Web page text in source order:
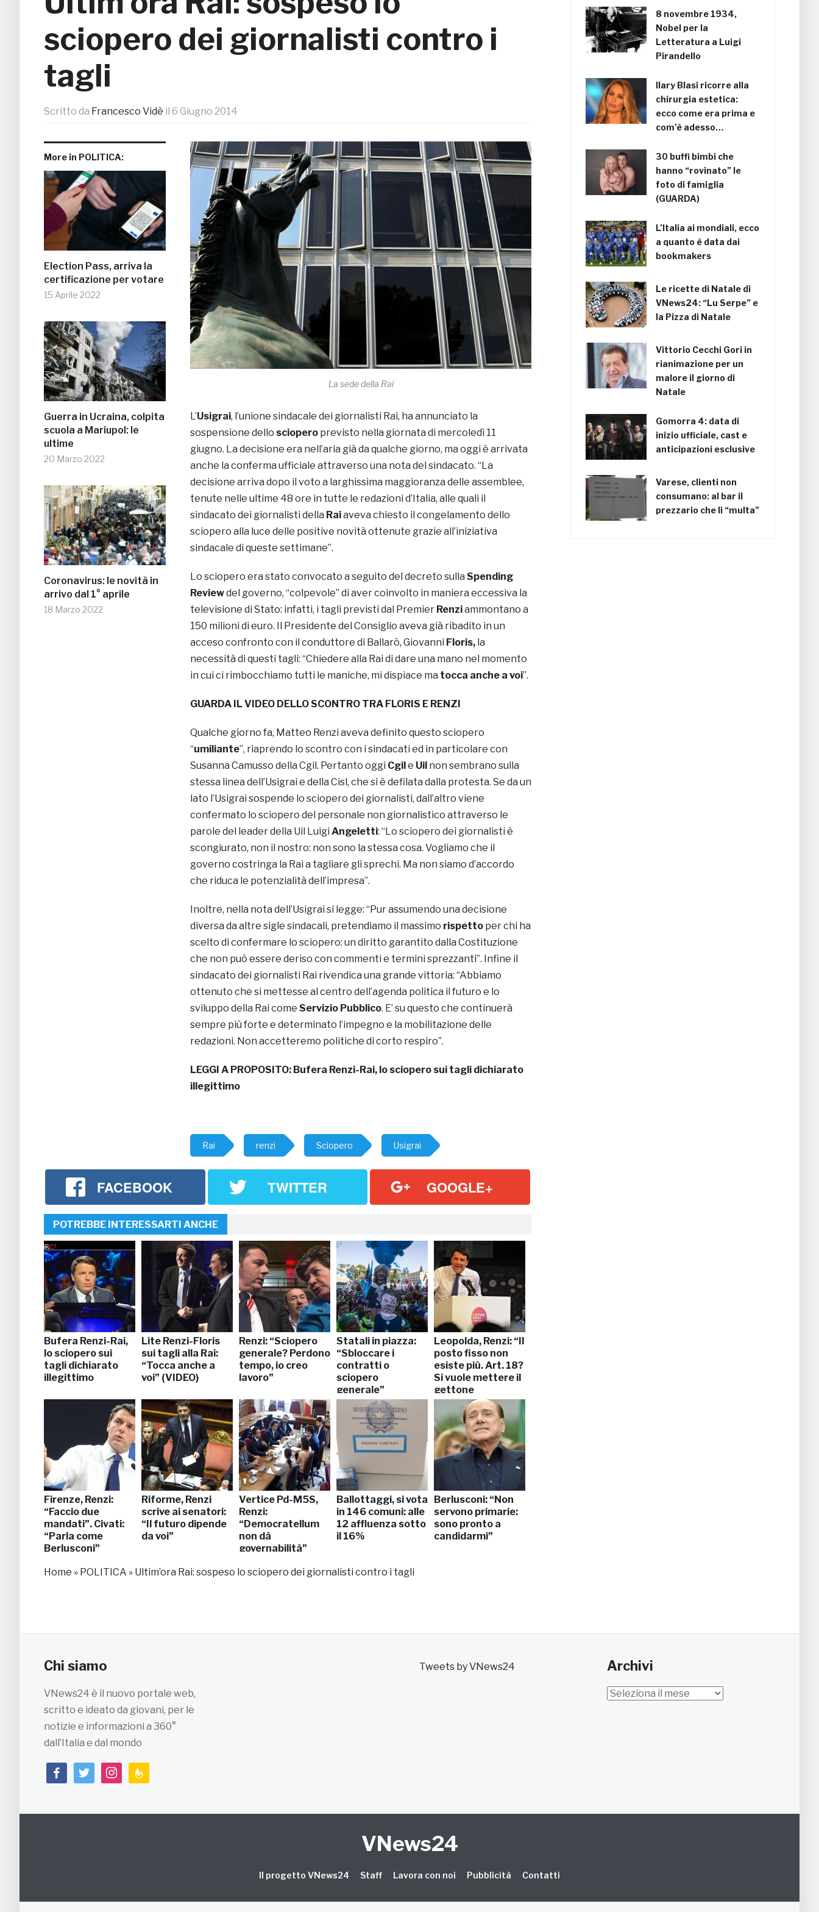
sciopero dei giornalisti contro i
tagli
Scritto da Francesco Vidè il 6 Giugno 2014
More in POLITICA:
Election Pass, arriva la
certificazione per votare
15 Aprile 2022
Guerra in Ucraina, colpita
scuola a Mariupol: le
ultime
20 Marzo 2022
Coronavirus: le novità in
arrivo dal 1° aprile
18 Marzo 2022
La sede della Rai
L’Usigrai, l’unione sindacale dei giornalisti Rai, ha annunciato la
sospensione dello sciopero previsto nella giornata di mercoledì 11
giugno. La decisione era nell’aria già da qualche giorno, ma oggi è arrivata
anche la conferma ufficiale attraverso una nota del sindacato. “La
decisione arriva dopo il voto a larghissima maggioranza delle assemblee,
tenute nelle ultime 48 ore in tutte le redazioni d’Italia, alle quali il
sindacato dei giornalisti della Raiaveva chiesto il congelamento dello
sciopero alla luce delle positive novità ottenute grazie all’iniziativa
sindacale di queste settimane”.
Lo sciopero era stato convocato a seguito del decreto sulla Spending
Reviewdel governo, “colpevole” di aver coinvolto in maniera eccessiva la
televisione di Stato: infatti, i tagli previsti dal Premier Renziammontano a
150 milioni di euro. Il Presidente del Consiglio aveva già ribadito in un
acceso confronto con il conduttore di Ballarò, Giovanni Floris, la
necessità di questi tagli: “Chiedere alla Rai di dare una mano nel momento
in cui ci rimbocchiamo tutti le maniche, mi dispiace ma tocca anche a voi”.
GUARDA ILVIDEO DELLO SCONTRO TRA FLORIS E RENZI
Qualche giorno fa, Matteo Renzi aveva definito questo sciopero
“umiliante”, riaprendo lo scontro con i sindacati ed in particolare con
Susanna Camusso della Cgil. Pertanto oggi Cgil e Uil non sembrano sulla
stessa linea dell’Usigrai e della Cisl, che si è defilata dalla protesta. Se da un
lato l’Usigrai sospende lo sciopero dei giornalisti, dall’altro viene
confermato lo sciopero del personale non giornalistico attraverso le
parole del leader della Uil Luigi Angeletti: “Lo sciopero dei giornalisti è
scongiurato, non il nostro: non sono la stessa cosa. Vogliamo che il
governo costringa la Rai a tagliare gli sprechi. Ma non siamo d’accordo
che riduca le potenzialità dell’impresa”.
Inoltre, nella nota dell’Usigrai si legge: “Pur assumendo una decisione
diversa da altre sigle sindacali, pretendiamo il massimo rispetto per chi ha
scelto di confermare lo sciopero: un diritto garantito dalla Costituzione
che non può essere deriso con commenti e termini sprezzanti”. Infine il
sindacato dei giornalisti Rai rivendica una grande vittoria: “Abbiamo
ottenuto che si mettesse al centro dell’agenda politica il futuro e lo
sviluppo della Rai come Servizio Pubblico. E’ su questo che continuerà
sempre più forte e determinato l’impegno e la mobilitazione delle
redazioni. Non accetteremo politiche di corto respiro”.
LEGGI A PROPOSITO: Bufera Renzi-Rai, lo sciopero sui tagli dichiarato
illegittimo
Rai renzi Sciopero Usigrai
FACEBOOK TWITTER GOOGLE+
POTREBBE INTERESSARTI ANCHE
Bufera Renzi-Rai,
lo sciopero sui
tagli dichiarato
illegittimo
Lite Renzi-Floris
sui tagli alla Rai:
“Tocca anche a
voi” (VIDEO)
Renzi: “Sciopero
generale? Perdono
tempo, io creo
lavoro”
Statali in piazza:
“Sbloccare i
contratti o
sciopero
generale”
Leopolda, Renzi: “Il
posto fisso non
esiste più. Art. 18?
Si vuole mettere il
gettone
nell’iPhone”
Firenze, Renzi:
“Faccio due
mandati”. Civati:
“Parla come
Berlusconi”
Riforme, Renzi
scrive ai senatori:
“Il futuro dipende
da voi”
Vertice Pd-M5S,
Renzi:
“Democratellum
non dà
governabilità”
Ballottaggi, si vota
in 146 comuni: alle
12 affluenza sotto
il 16%
Berlusconi: “Non
servono primarie:
sono pronto a
candidarmi”
Home » POLITICA » Ultim’ora Rai: sospeso lo sciopero dei giornalisti contro i tagli
8 novembre 1934,
Nobel per la
Letteratura a Luigi
Pirandello
Ilary Blasi ricorre alla
chirurgia estetica:
ecco come era prima e
com’è adesso…
30 buffi bimbi che
hanno “rovinato” le
foto di famiglia
(GUARDA)
L’Italia ai mondiali, ecco
a quanto è data dai
bookmakers
Le ricette di Natale di
VNews24: “Lu Serpe” e
la Pizza di Natale
Vittorio Cecchi Gori in
rianimazione per un
malore il giorno di
Natale
Gomorra 4: data di
inizio ufficiale, cast e
anticipazioni esclusive
Varese, clienti non
consumano: al bar il
prezzario che li “multa”
Chi siamo
VNews24 è il nuovo portale web,
scritto e ideato da giovani, per le
notizie e informazioni a 360°
dall’Italia e dal mondo
facebooktwitterinstagramfeedburner
Tweets by VNews24 Archivi
Archivi
VNews24
Il progetto VNews24 Staff Lavora con noi Pubblicità Contatti